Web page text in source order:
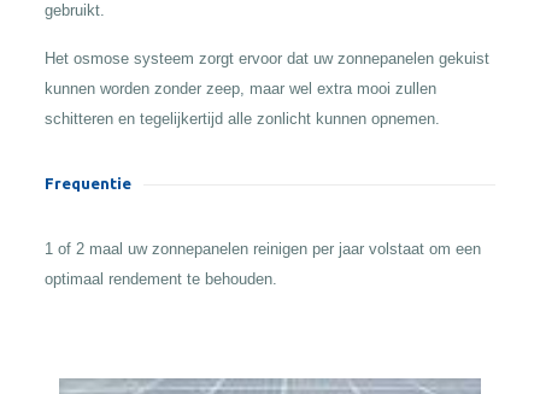
gebruikt.
Het osmose systeem zorgt ervoor dat uw zonnepanelen gekuist
kunnen worden zonder zeep, maar wel extra mooi zullen
schitteren en tegelijkertijd alle zonlicht kunnen opnemen.
Frequentie
1 of 2 maal uw zonnepanelen reinigen per jaar volstaat om een
optimaal rendement te behouden.